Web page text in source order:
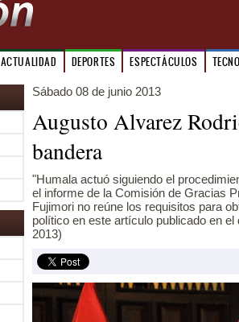
ACTUALIDAD DEPORTES ESPECTÁCULOS
Sábado 08 de junio 2013
Augusto Alvarez
bandera
"Humala actuó siguiendo el
el informe de la Comisión de Gracias
Fujimori no reúne los requisitos para
político en este artículo publicado en
2013)